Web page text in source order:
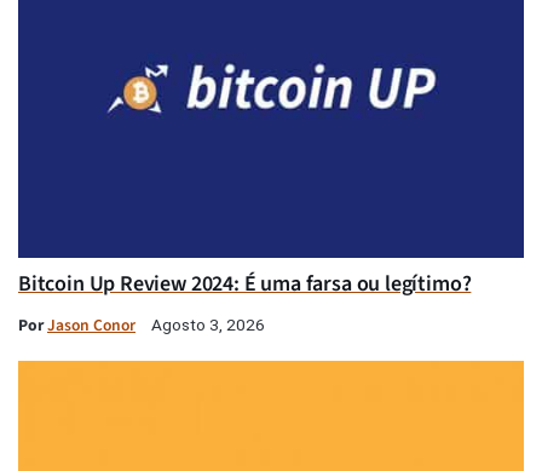
Bitcoin Up Review 2024: É uma farsa ou legítimo?
PorJason Conor Agosto 3, 2026